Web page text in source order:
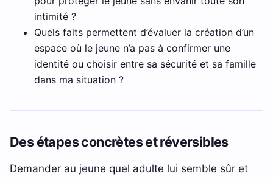
intimité ?
Quels faits permettent d’évaluer la création d’un
espace où le jeune n’a pas à confirmer une
identité ou choisir entre sa sécurité et sa famille
dans ma situation ?
Des étapes concrètes et réversibles
Demander au jeune quel adulte lui semble sûr et